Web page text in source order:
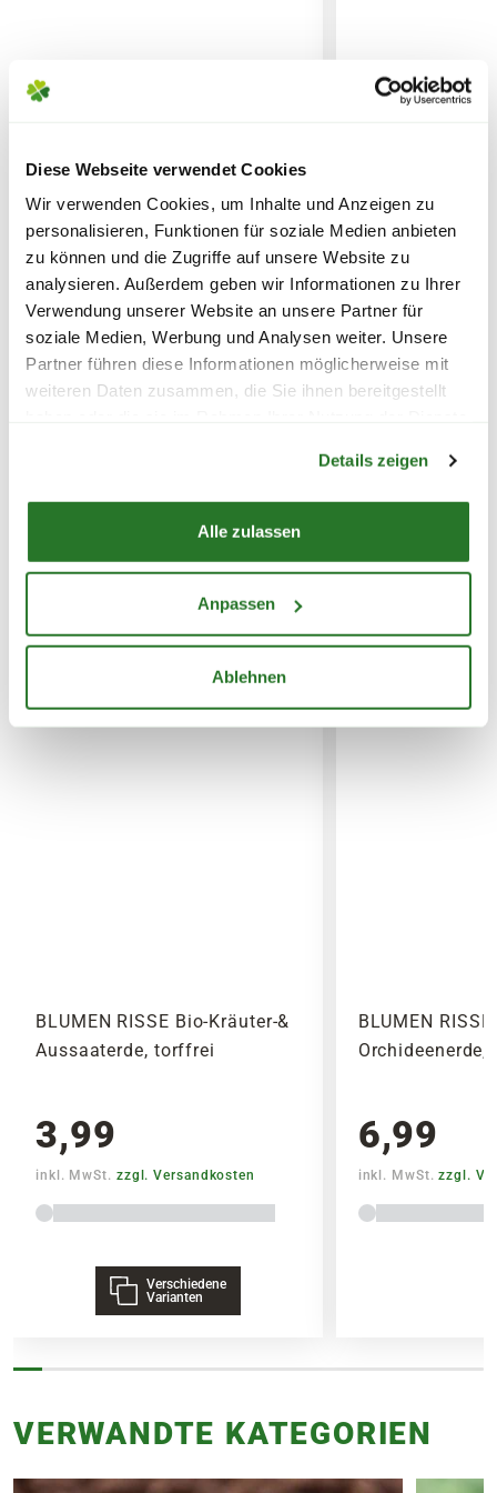
Diese Webseite verwendet Cookies
Wir verwenden Cookies, um Inhalte und Anzeigen zu
personalisieren, Funktionen für soziale Medien anbieten
zu können und die Zugriffe auf unsere Website zu
analysieren. Außerdem geben wir Informationen zu Ihrer
Verwendung unserer Website an unsere Partner für
soziale Medien, Werbung und Analysen weiter. Unsere
Partner führen diese Informationen möglicherweise mit
weiteren Daten zusammen, die Sie ihnen bereitgestellt
Details zeigen
Alle zulassen
Anpassen
Ablehnen
gelieferten Pflanze können daher von der
Reifezeitenvariieren.
DieLiefergrößewird zusätzlich durch
saisonale Formschnitte beeinflusst,
welche in den Gärtnereien durchgeführt
werden. Die am Produkt angegebene
Liefergröße entspricht der Höhe ohne
Topf oder dem Topfvolumen.
SPEDITIONSVERSAND
FLORAGARD Blähton-
Tongranulat, 2x25 L
29,99
BLUMEN
8-16 mm, 5 L
6,99
WEITERE PRODUKTE
BLUMEN RISSE Bio-Kräuter-&
Aussaaterde, torffrei
3,99
inkl. MwSt. zzgl. Versandkosten
Verschiedene
Varianten
BLUMEN
6,99
inkl. MwSt.zzgl.
VERWANDTE KATEGORIEN